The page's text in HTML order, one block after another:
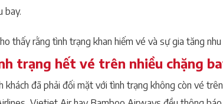
bay.
thấy rằng tình trạng khan hiếm vé và sự gia tăng
trạng hết vé trên nhiều chặng
khách đã phải đối mặt với tình trạng không còn vé